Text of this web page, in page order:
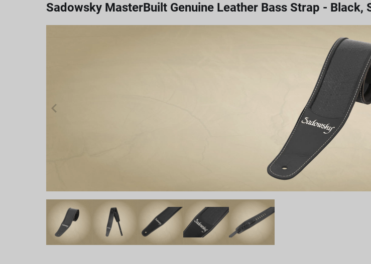
Sadowsky MasterBuilt Genuine Leather Bass Strap - Black,